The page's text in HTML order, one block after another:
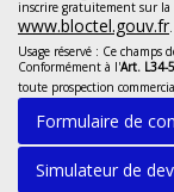
inscrire gratuitement sur la
www.bloctel.gouv.fr
Usage réservé : Ce champs
Conformément à l'Art. L34-
toute prospection
Formulaire de
Simulateur de